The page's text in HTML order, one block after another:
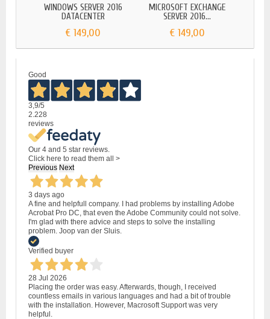
WINDOWS SERVER 2016
DATACENTER
€ 149,00
MICROSOFT EXCHANGE
SERVER 2016...
€ 149,00
Good
3,9/5
2.228
reviews
Our 4 and 5 star reviews.
Click here to read them all >
Previous Next
3 days ago
A fine and helpfull company. I had problems by installing Adobe
Acrobat Pro DC, that even the Adobe Community could not solve.
I'm glad with there advice and steps to solve the installing
problem. Joop van der Sluis.
Verified buyer
28 Jul 2026
Placing the order was easy. Afterwards, though, I received
countless emails in various languages and had a bit of trouble
with the installation. However, Macrosoft Support was very
helpful.